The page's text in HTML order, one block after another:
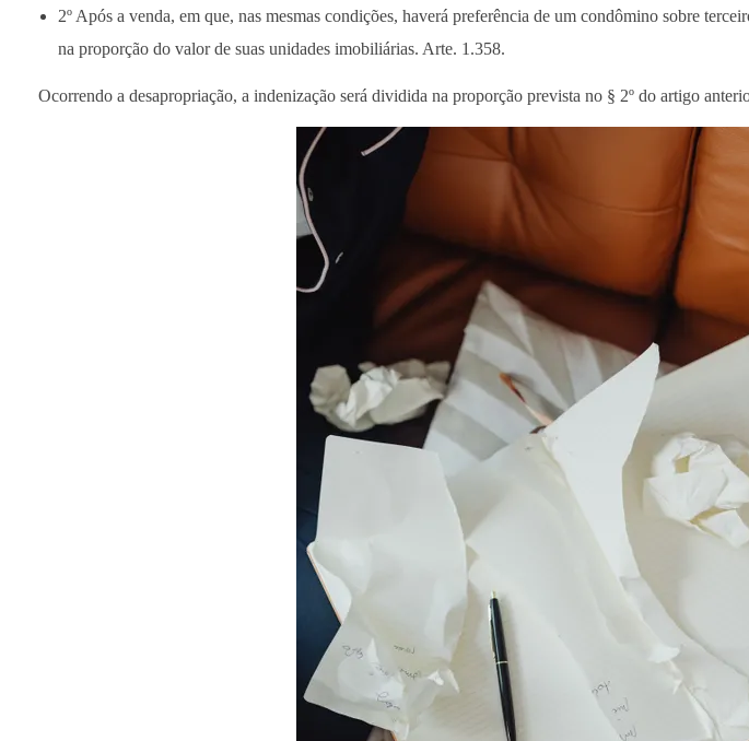
2º Após a venda, em que, nas mesmas condições, haverá preferência de um condômino sobre
na proporção do valor de suas unidades imobiliárias. Arte. 1.358.
Ocorrendo a desapropriação, a indenização será dividida na proporção prevista no § 2º do artigo